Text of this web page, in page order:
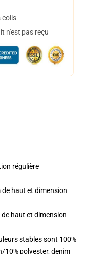
colis
n'est pas reçu
régulière
haut et dimension
haut et dimension
stables sont 100%
10% polyester, denim